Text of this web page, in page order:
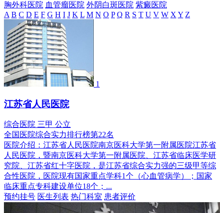
胸外科医院 血管瘤医院 外阴白斑医院 紫癜医院
A B C D E F G H I J K L M N O P Q R S T U V W X Y Z
1
江苏省人民医院
综合医院 三甲 公立
全国医院综合实力排行榜第22名
医院介绍： 江苏省人民医院南京医科大学第一附属医院江苏省
人民医院，暨南京医科大学第一附属医院、江苏省临床医学研
究院、江苏省红十字医院，是江苏省综合实力强的三级甲等综
合性医院，医院现有国家重点学科1个（心血管病学）；国家
临床重点专科建设单位18个；...
预约挂号 医生列表 热门科室 患者评价